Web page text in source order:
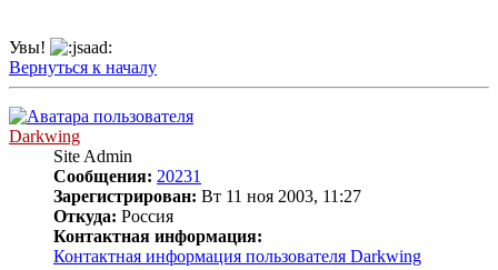
Увы!
Вернуться к началу
Darkwing
Site Admin
Сообщения: 20231
Зарегистрирован: Вт 11 ноя 2003, 11:27
Откуда: Россия
Контактная информация:
Контактная информация пользователя Darkwing